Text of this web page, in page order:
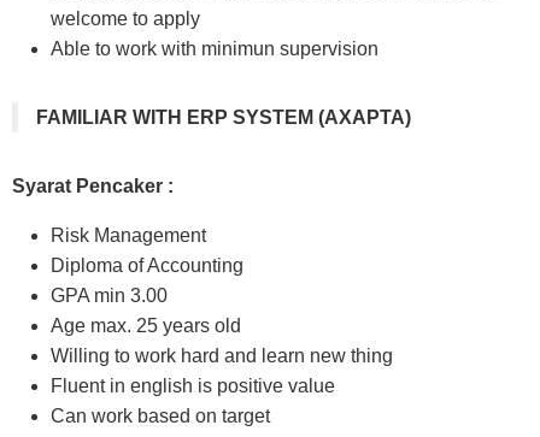
welcome to apply
Able to work with minimun supervision
FAMILIAR WITH ERP SYSTEM (AXAPTA)
Syarat Pencaker :
Risk Management
Diploma of Accounting
GPA min 3.00
Age max. 25 years old
Willing to work hard and learn new thing
Fluent in english is positive value
Can work based on target